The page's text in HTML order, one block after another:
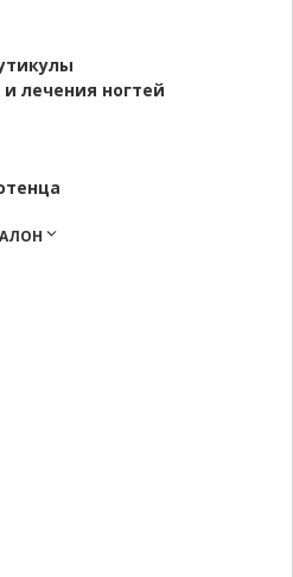
лечения ногтей